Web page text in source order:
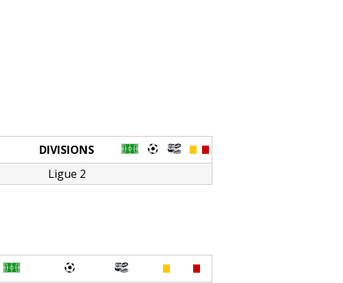
DIVISIONS
Ligue 2